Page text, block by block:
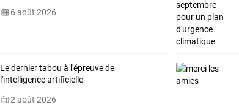
6 août 2026
Le dernier tabou à l'épreuve de
l'intelligence artificielle
2 août 2026